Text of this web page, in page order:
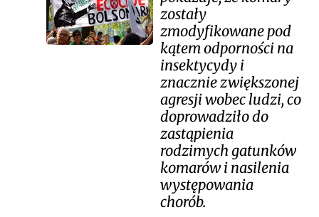
zostały
zmodyfikowane pod
kątem odporności na
insektycydy i
znacznie zwiększonej
agresji wobec ludzi, co
doprowadziło do
zastąpienia
rodzimych gatunków
komarów i nasilenia
występowania
chorób.